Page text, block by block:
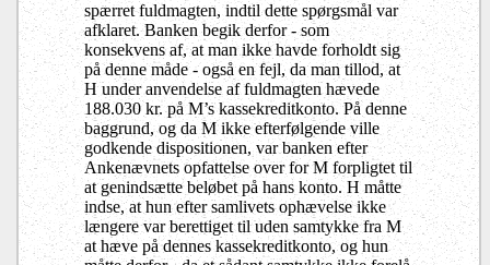
spærret fuldmagten, indtil dette spørgsmål var
afklaret. Banken begik derfor - som
konsekvens af, at man ikke havde forholdt sig
på denne måde - også en fejl, da man tillod, at
H under anvendelse af fuldmagten hævede
188.030 kr. på M’s kassekreditkonto. På denne
baggrund, og da M ikke efterfølgende ville
godkende dispositionen, var banken efter
Ankenævnets opfattelse over for M forpligtet til
at genindsætte beløbet på hans konto. H måtte
indse, at hun efter samlivets ophævelse ikke
længere var berettiget til uden samtykke fra M
at hæve på dennes kassekreditkonto, og hun